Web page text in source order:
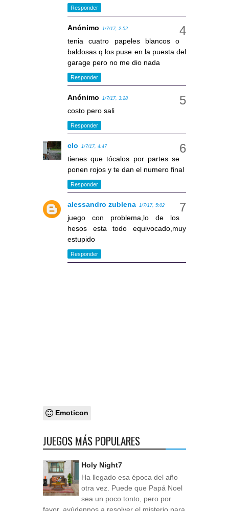
Responder
Anónimo 1/7/17, 2:52
tenia cuatro papeles blancos o
baldosas q los puse en la puesta del
garage pero no me dio nada
Responder
Anónimo 1/7/17, 3:28
costo pero sali
Responder
clo 1/7/17, 4:47
tienes que tócalos por partes se
ponen rojos y te dan el numero final
Responder
alessandro zublena 1/7/17, 5:02
juego con problema,lo de los
hesos esta todo equivocado,muy
estupido
Responder
Emoticon
JUEGOS MÁS POPULARES
Holy Night7
Ha llegado esa época del año
otra vez. Puede que Papá Noel
sea un poco tonto, pero por